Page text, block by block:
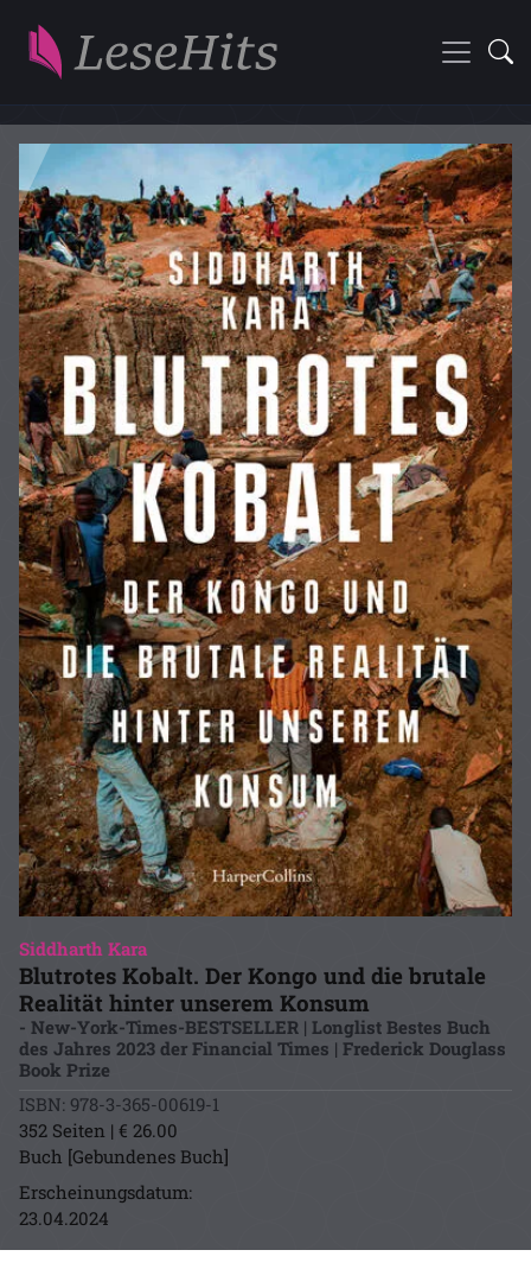
Siddharth Kara
Blutrotes Kobalt. Der Kongo und die brutale
Realität hinter unserem Konsum
- New-York-Times-BESTSELLER | Longlist Bestes Buch
des Jahres 2023 der Financial Times | Frederick Douglass
Book Prize
ISBN: 978-3-365-00619-1
352 Seiten | € 26.00
Buch [Gebundenes Buch]
Erscheinungsdatum:
23.04.2024